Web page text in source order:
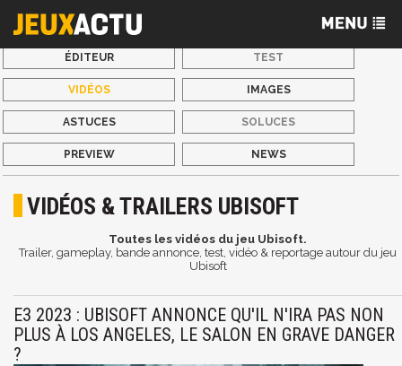
ÉDITEUR TEST
VIDÉOS IMAGES
ASTUCES SOLUCES
PREVIEW NEWS
VIDÉOS & TRAILERS UBISOFT
Toutes les vidéos du jeu Ubisoft.
Trailer, gameplay, bande annonce, test, vidéo & reportage autour du jeu
Ubisoft
E3 2023 : UBISOFT ANNONCE QU'IL N'IRA PAS NON
PLUS À LOS ANGELES, LE SALON EN GRAVE DANGER
?